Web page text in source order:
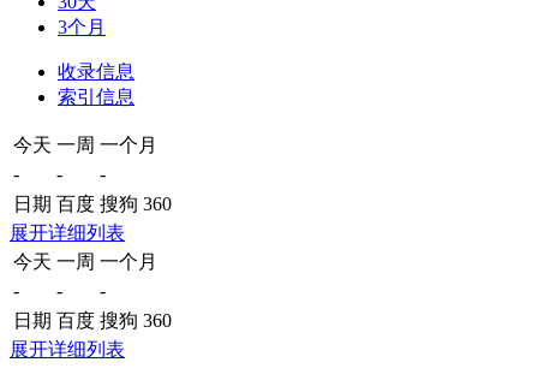
3个月
收录信息
索引信息
今天 一周 一个月
-
-
-
日期 百度 搜狗 360
展开详细列表
今天 一周 一个月
-
-
-
日期 百度 搜狗 360
展开详细列表